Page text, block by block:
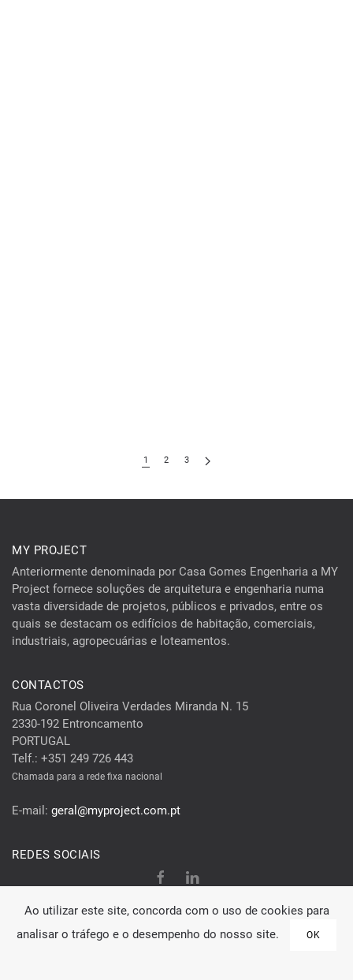
1 2 3
MY PROJECT
Anteriormente denominada por Casa Gomes Engenharia a MY
Project fornece soluções de arquitetura e engenharia numa
vasta diversidade de projetos, públicos e privados, entre os
quais se destacam os edifícios de habitação, comerciais,
industriais, agropecuárias e loteamentos.
CONTACTOS
Rua Coronel Oliveira Verdades Miranda N. 15
2330-192 Entroncamento
PORTUGAL
Telf.: +351 249 726 443
Chamada para a rede fixa nacional
E-mail: geral@myproject.com.pt
REDES SOCIAIS
Copyright © 2003 – 2026
506684342 | by Casa Comes
Ao utilizar este site, concorda com o uso de cookies para
analisar o tráfego e o desempenho do nosso site.
OK